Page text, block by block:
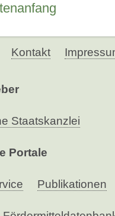
Kontakt
Staatskanzlei
Portale
Publikationen